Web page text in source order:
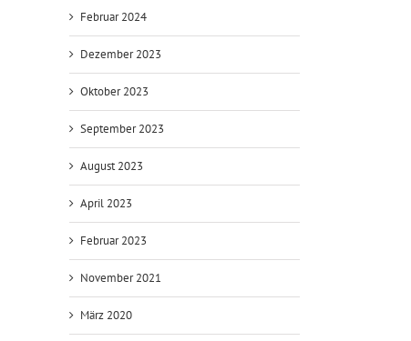
Februar 2024
Dezember 2023
Oktober 2023
September 2023
August 2023
April 2023
Februar 2023
November 2021
März 2020